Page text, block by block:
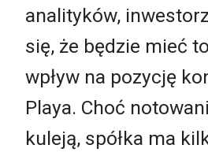
analityków,
się, że będzie mieć
wpływ na pozycję
Playa. Choć
kuleją, spółka ma